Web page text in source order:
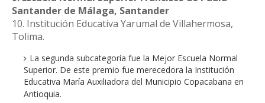
Santander de Málaga, Santander
10. Institución Educativa Yarumal de Villahermosa,
Tolima.
La segunda subcategoría fue la Mejor Escuela Normal
Superior. De este premio fue merecedora la Institución
Educativa María Auxiliadora del Municipio Copacabana en
Antioquia.